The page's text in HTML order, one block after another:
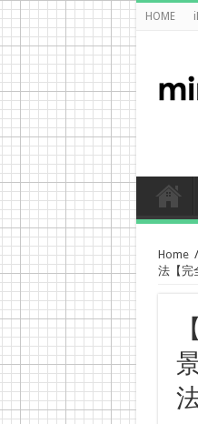
HOME
Home /
法【完